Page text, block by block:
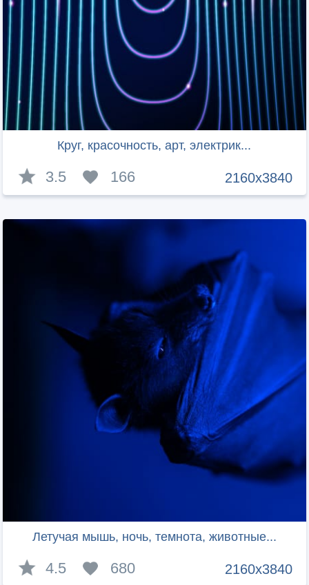
Круг, красочность, арт, электрик...
2160x3840
3.5 166
Летучая мышь, ночь, темнота, животные...
2160x3840
4.5 680